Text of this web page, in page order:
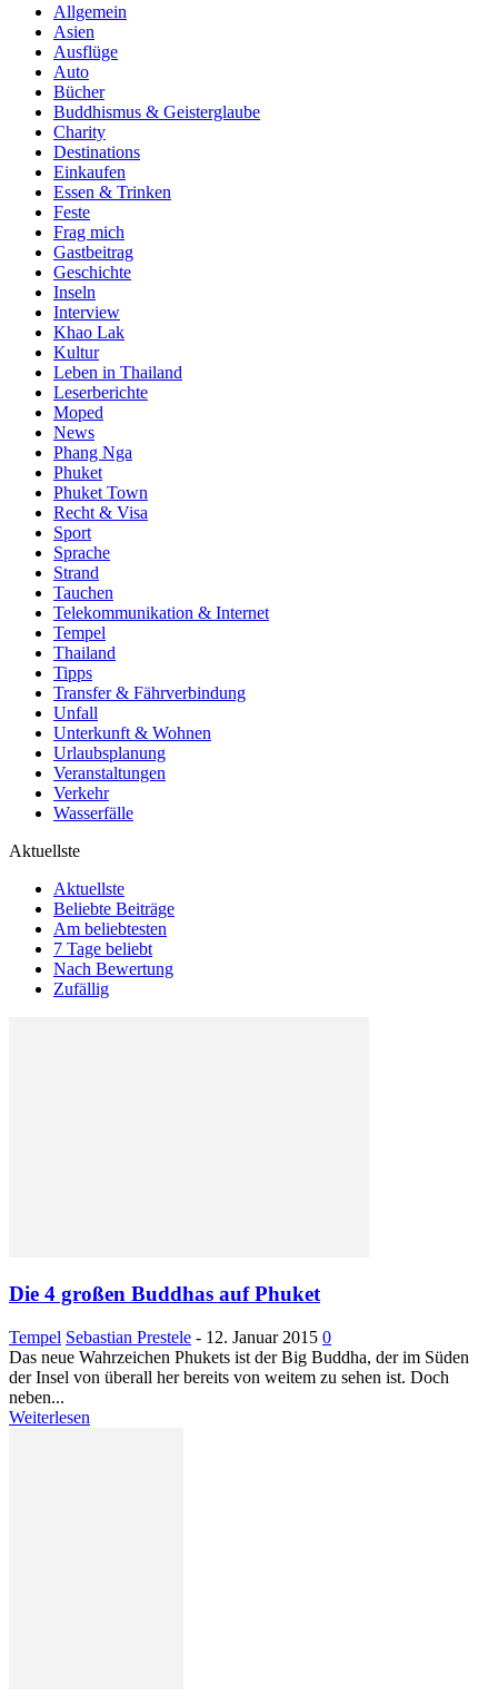
Allgemein
Asien
Ausflüge
Auto
Bücher
Buddhismus & Geisterglaube
Charity
Destinations
Einkaufen
Essen & Trinken
Feste
Frag mich
Gastbeitrag
Geschichte
Inseln
Interview
Khao Lak
Kultur
Leben in Thailand
Leserberichte
Moped
News
Phang Nga
Phuket
Phuket Town
Recht & Visa
Sport
Sprache
Strand
Tauchen
Telekommunikation & Internet
Tempel
Thailand
Tipps
Transfer & Fährverbindung
Unfall
Unterkunft & Wohnen
Urlaubsplanung
Veranstaltungen
Verkehr
Wasserfälle
Aktuellste
Aktuellste
Beliebte Beiträge
Am beliebtesten
7 Tage beliebt
Nach Bewertung
Zufällig
Die 4 großen Buddhas auf Phuket
Tempel Sebastian Prestele - 12. Januar 2015 0
Das neue Wahrzeichen Phukets ist der Big Buddha, der im Süden
der Insel von überall her bereits von weitem zu sehen ist. Doch
neben...
Weiterlesen